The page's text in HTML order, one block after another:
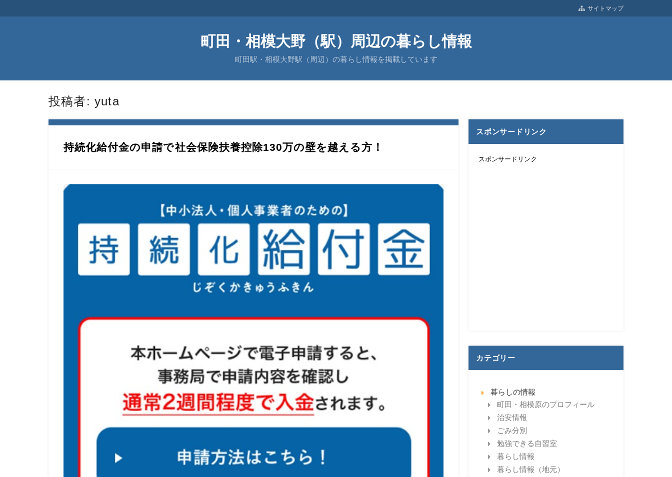
サイトマップ
町田・相模大野（駅）周辺の暮らし情報
町田駅・相模大野駅（周辺）の暮らし情報を掲載しています
投稿者:yuta
持続化給付金の申請で社会保険扶養控除130万の壁を越える方！
スポンサードリンク
スポンサードリンク
カテゴリー
暮らしの情報
町田・相模原のプロフィール
治安情報
ごみ分別
勉強できる自習室
暮らし情報
暮らし情報（地元）